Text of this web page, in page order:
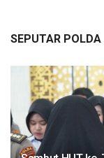
SEPUTAR POLDA